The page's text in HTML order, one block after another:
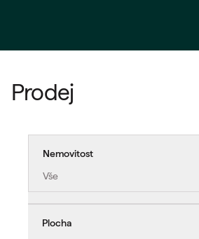
Prodej
Nemovitost
Vše
Plocha